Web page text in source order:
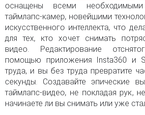
оснащены всеми
таймлапс-камер, новейшими
искусственного интеллекта, что
для тех, кто хочет снимать
видео. Редактирование
помощью приложения Insta360 и
труда, и вы без труда превратите
секунды. Создавайте эпические
таймлапс-видео, не покладая рук,
начинаете ли вы снимать или уже